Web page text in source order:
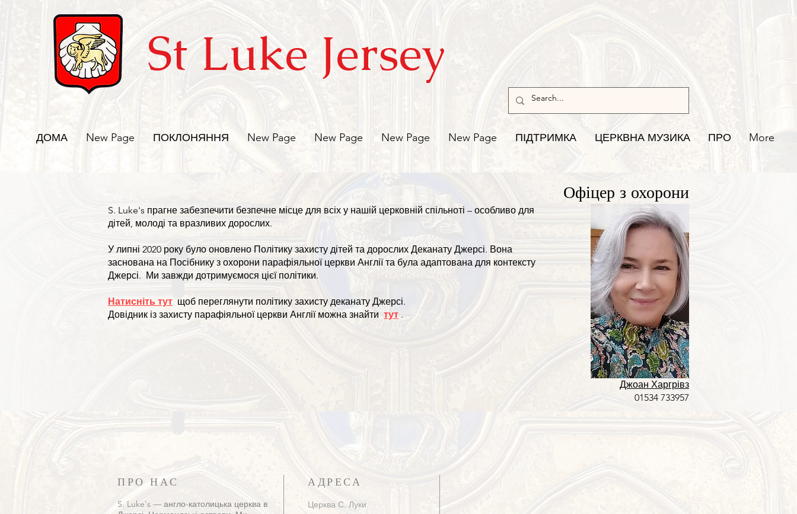
St Luke Jersey
ДОМА New Page ПОКЛОНЯННЯ New Page New Page New Page New Page ПІДТРИМКА ЦЕРКВНА МУЗИКА ПРО More
Офіцер з охорони
Джоан Харгрівз
01534 733957
S. Luke's прагне забезпечити безпечне місце для всіх у нашій церковній спільноті – особливо для
дітей, молоді та вразливих дорослих.
У липні 2020 року було оновлено Політику захисту дітей та дорослих Деканату Джерсі. Вона
заснована на Посібнику з охорони парафіяльної церкви Англії та була адаптована для контексту
Джерсі. Ми завжди дотримуємося цієї політики.
Натисніть тут щоб переглянути політику захисту деканату Джерсі.
Довідник із захисту парафіяльної церкви Англії можна знайти тут .
ПРО НАС
S. Luke's — англо-католицька церква в
АДРЕСА
Церква С. Луки